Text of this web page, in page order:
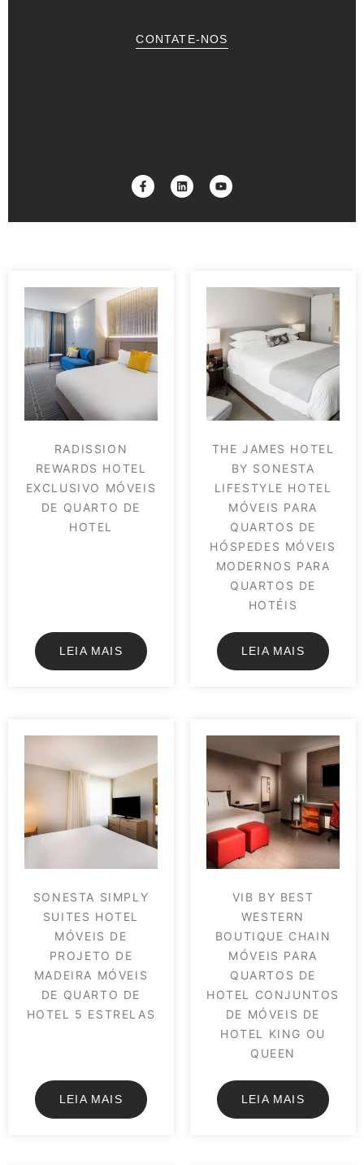
CONTATE-NOS
RADISSION
REWARDS HOTEL
EXCLUSIVO MÓVEIS
DE QUARTO DE
HOTEL
LEIA MAIS
THE JAMES HOTEL
BY SONESTA
LIFESTYLE HOTEL
MÓVEIS PARA
QUARTOS DE
HÓSPEDES MÓVEIS
MODERNOS PARA
QUARTOS DE
HOTÉIS
LEIA MAIS
SONESTA SIMPLY
SUITES HOTEL
MÓVEIS DE
PROJETO DE
MADEIRA MÓVEIS
DE QUARTO DE
HOTEL 5 ESTRELAS
LEIA MAIS
VIB BY BEST
WESTERN
BOUTIQUE CHAIN
MÓVEIS PARA
QUARTOS DE
HOTEL CONJUNTOS
DE MÓVEIS DE
HOTEL KING OU
QUEEN
LEIA MAIS